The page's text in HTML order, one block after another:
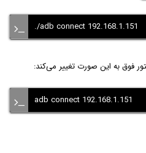
./adb connect 192.168.1.151
adb connect 192.168.1.151